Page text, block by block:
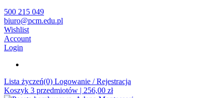
500 215 049
biuro@pcm.edu.pl
Wishlist
Account
Login
Lista życzeń(0) Logowanie / Rejestracja
Koszyk 3 przedmiotów | 256,00 zł